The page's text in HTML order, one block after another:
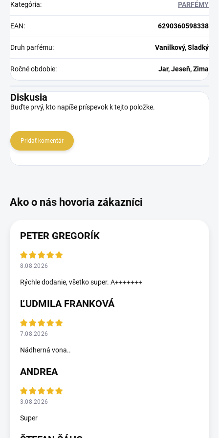
Kategória: PARFÉMY
EAN: 6290360598338
Druh parfému: Vanilkový, Sladký
Ročné obdobie: Jar, Jeseň, Zima
Diskusia
Buďte prvý, kto napíše príspevok k tejto položke.
Pridať komentár
PETER GREGORÍK
8.08.2026
Rýchle dodanie, všetko super. A+++++++
ĽUDMILA FRANKOVÁ
7.08.2026
Nádherná vona..
ANDREA
3.08.2026
Super